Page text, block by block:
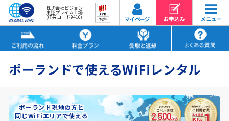
株式会社ビジョン
東証プライム上場
(証券コード9416)
ポーランドで使えるWiFiレンタル
ポーランド現地の方と
同じWiFiエリアで使える